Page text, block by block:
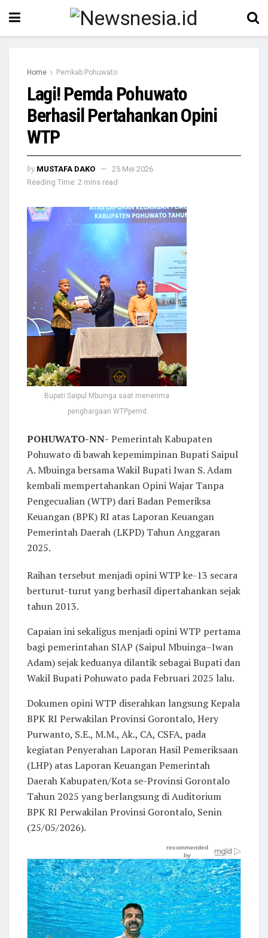
Home Pemkab Pohuwato
Lagi! Pemda Pohuwato
Berhasil Pertahankan Opini
WTP
by MUSTAFA DAKO
25 Mei 2026
Reading Time: 2 mins read
Bupati Saipul Mbuinga saat menerima
penghargaan WTPpemd
POHUWATO-NN- Pemerintah Kabupaten
Pohuwato di bawah kepemimpinan Bupati Saipul
A. Mbuinga bersama Wakil Bupati Iwan S. Adam
kembali mempertahankan Opini Wajar Tanpa
Pengecualian (WTP) dari Badan Pemeriksa
Keuangan (BPK) RI atas Laporan Keuangan
Pemerintah Daerah (LKPD) Tahun Anggaran
2025.
Raihan tersebut menjadi opini WTP ke-13 secara
berturut-turut yang berhasil dipertahankan sejak
tahun 2013.
Capaian ini sekaligus menjadi opini WTP pertama
bagi pemerintahan SIAP (Saipul Mbuinga–Iwan
Adam) sejak keduanya dilantik sebagai Bupati dan
Wakil Bupati Pohuwato pada Februari 2025 lalu.
Dokumen opini WTP diserahkan langsung Kepala
BPK RI Perwakilan Provinsi Gorontalo, Hery
Purwanto, S.E., M.M., Ak., CA, CSFA, pada
kegiatan Penyerahan Laporan Hasil Pemeriksaan
(LHP) atas Laporan Keuangan Pemerintah
Daerah Kabupaten/Kota se-Provinsi Gorontalo
Tahun 2025 yang berlangsung di Auditorium
BPK RI Perwakilan Provinsi Gorontalo, Senin
(25/05/2026).